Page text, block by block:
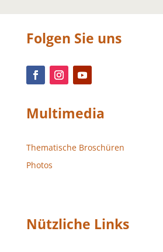
Folgen Sie uns
Multimedia
Thematische Broschüren
Photos
Nützliche Links